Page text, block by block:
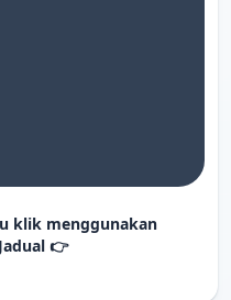
klik menggunakan
👉